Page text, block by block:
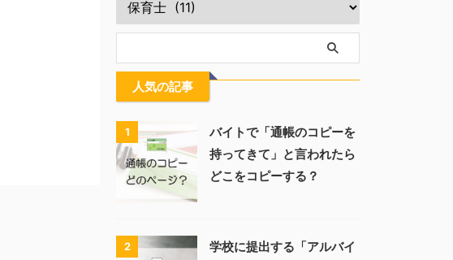
人気の記事
1
バイトで「通帳のコピーを
持ってきて」と言われたら
どこをコピーする？
2
学校に提出する「アルバイ